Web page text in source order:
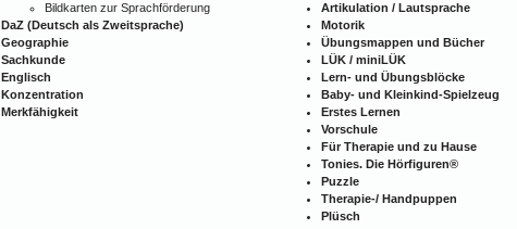
Bildkarten zur Sprachförderung
DaZ (Deutsch als Zweitsprache)
Geographie
Sachkunde
Englisch
Konzentration
Merkfähigkeit
Artikulation / Lautsprache
Motorik
Übungsmappen und Bücher
LÜK / miniLÜK
Lern- und Übungsblöcke
Baby- und Kleinkind-Spielzeug
Erstes Lernen
Vorschule
Für Therapie und zu Hause
Tonies. Die Hörfiguren®
Puzzle
Therapie-/ Handpuppen
Plüsch